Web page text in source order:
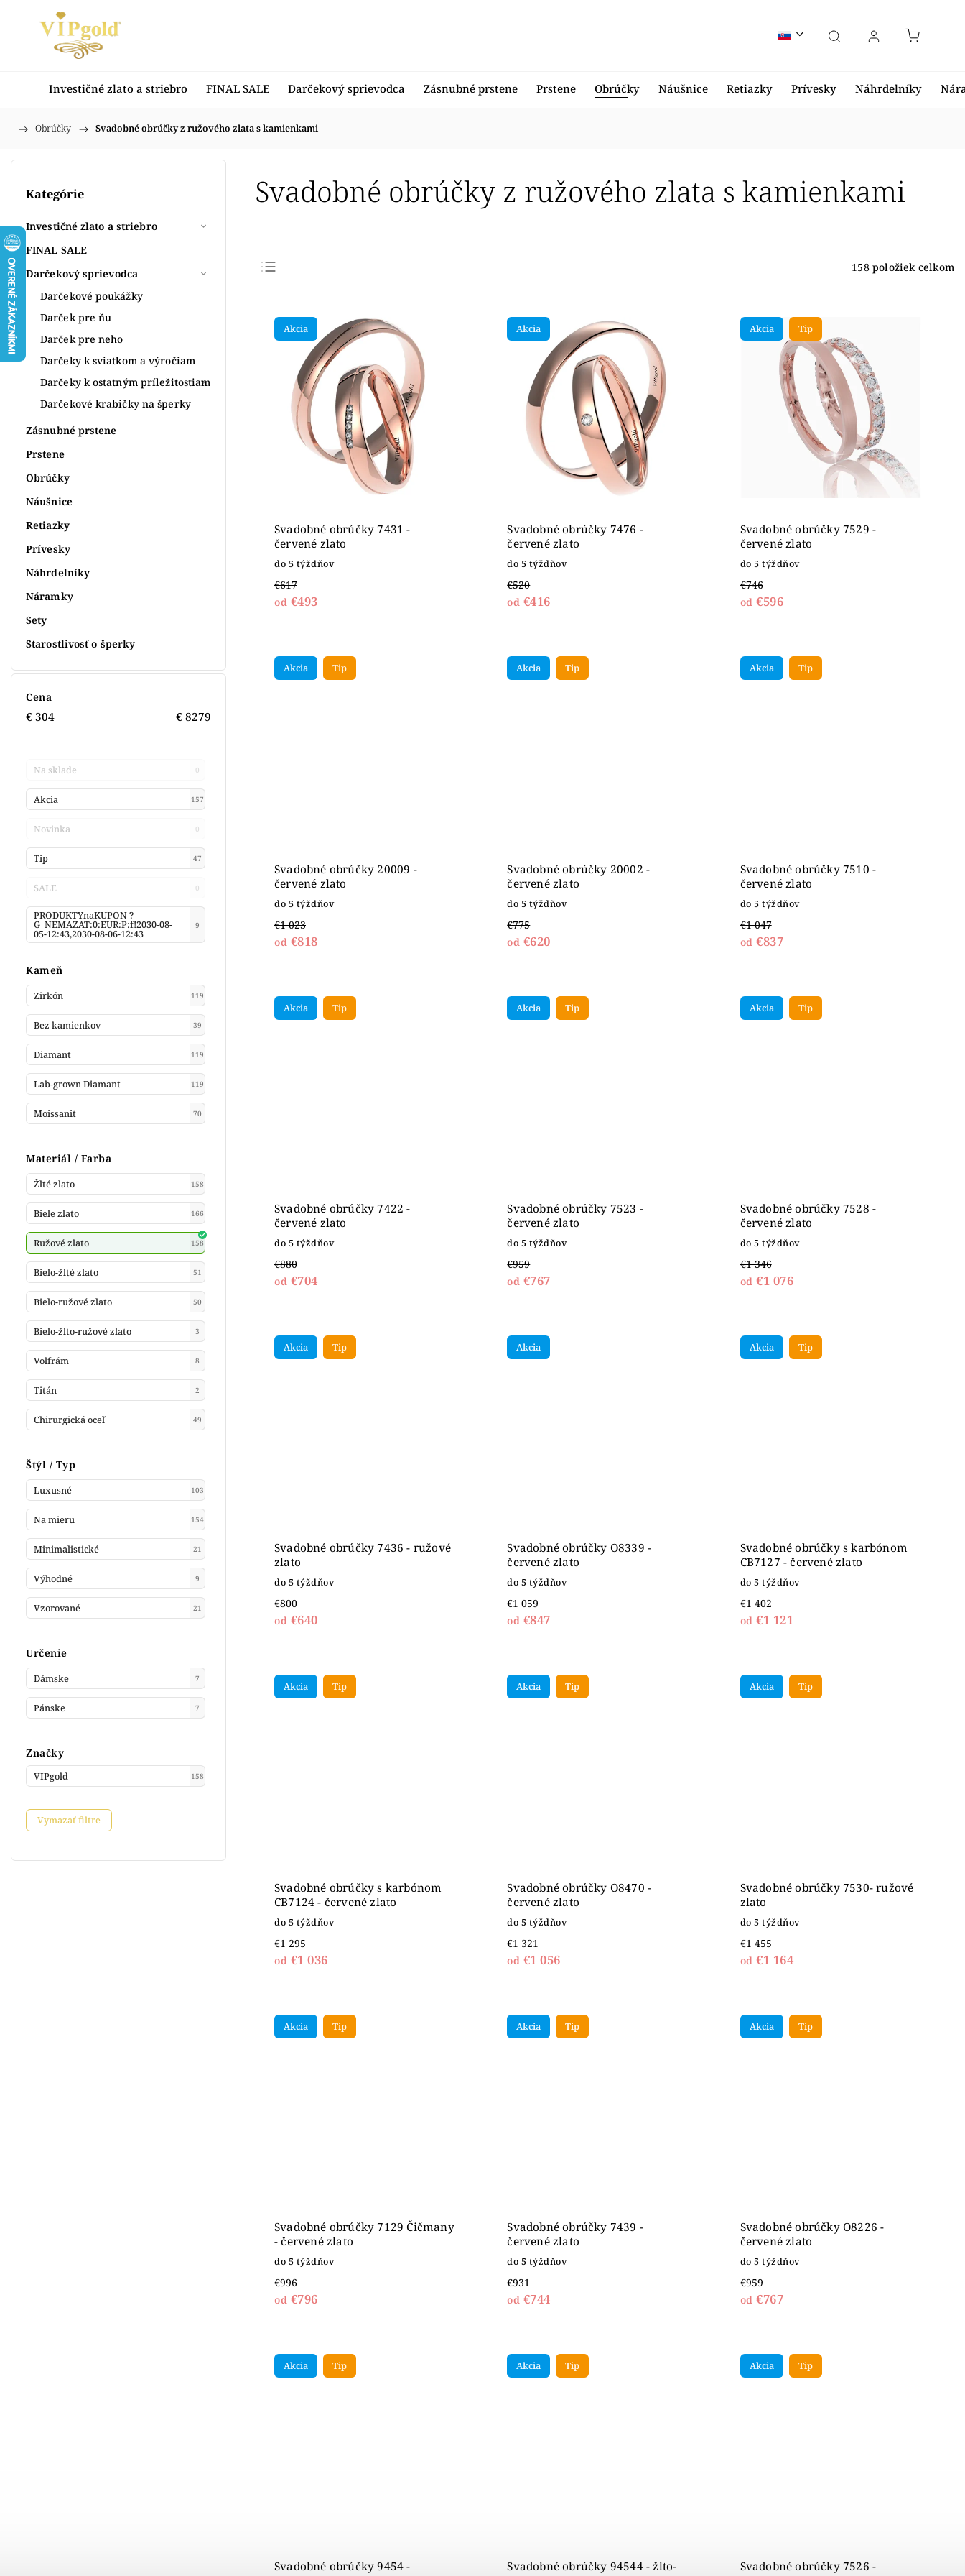
Investičné zlato a striebro FINAL SALE Darčekový sprievodca Zásnubné prstene Prstene Obrúčky Náušnice Retiazky Prívesky Náhrdelníky
Domov
/ Obrúčky / Svadobné obrúčky z ružového zlata s kamienkami
Kategórie
Investičné zlato a striebro
FINAL SALE
Darčekový sprievodca
Darčekové poukážky
Darček pre ňu
Darček pre neho
Darčeky k sviatkom a výročiam
Darčeky k ostatným príležitostiam
Darčekové krabičky na šperky
Zásnubné prstene
Prstene
Obrúčky
Náušnice
Retiazky
Prívesky
Náhrdelníky
Náramky
Sety
Starostlivosť o šperky
Cena
€304 €8279
Na sklade 0
Akcia 157
Novinka 0
Tip 47
SALE 0
PRODUKTYnaKUPON ?
G_NEMAZAT:0:EUR:P:f!2030-08-
05-12:43,2030-08-06-12:43
9
Značky
VIPgold 158
Kameň
Zirkón 119
Bez kamienkov 39
Diamant 119
Lab-grown Diamant 119
Moissanit 70
Materiál / Farba
Žlté zlato 158
Biele zlato 166
Ružové zlato 158
Bielo-žlté zlato 51
Bielo-ružové zlato 50
Bielo-žlto-ružové zlato 3
Volfrám 8
Titán 2
Chirurgická oceľ 49
Štýl / Typ
Luxusné 103
Na mieru 154
Minimalistické 21
Výhodné 9
Vzorované 21
Určenie
Dámske 7
Pánske 7
Vymazať filtre
Svadobné obrúčky z ružového zlata s kamienkami
Najlacnejšie
Najdrahšie
Abecedne
158položiek celkom
Akcia
Svadobné obrúčky 7431 -
červené zlato
do 5 týždňov
€617
od €493
Akcia
Svadobné obrúčky 7476 -
červené zlato
do 5 týždňov
€520
od €416
Akcia Tip
Svadobné obrúčky 7529 -
červené zlato
do 5 týždňov
€746
od €596
Akcia Tip
Svadobné obrúčky 20009 -
červené zlato
do 5 týždňov
€1 023
od €818
Akcia Tip
Svadobné obrúčky 20002 -
červené zlato
do 5 týždňov
€775
od €620
Akcia Tip
Svadobné obrúčky 7510 -
červené zlato
do 5 týždňov
€1 047
od €837
Akcia Tip
Svadobné obrúčky 7422 -
červené zlato
do 5 týždňov
€880
od €704
Akcia Tip
Svadobné obrúčky 7523 -
červené zlato
do 5 týždňov
€959
od €767
Akcia Tip
Svadobné obrúčky 7528 -
červené zlato
do 5 týždňov
€1 346
od €1 076
Akcia Tip
Svadobné obrúčky 7436 - ružové
zlato
do 5 týždňov
€800
od €640
Akcia
Svadobné obrúčky O8339 -
červené zlato
do 5 týždňov
€1 059
od €847
Akcia Tip
Svadobné obrúčky s karbónom
CB7127 - červené zlato
do 5 týždňov
€1 402
od €1 121
Akcia Tip
Svadobné obrúčky s karbónom
CB7124 - červené zlato
do 5 týždňov
€1 295
od €1 036
Akcia Tip
Svadobné obrúčky O8470 -
červené zlato
do 5 týždňov
€1 321
od €1 056
Akcia Tip
Svadobné obrúčky 7530- ružové
zlato
do 5 týždňov
€1 455
od €1 164
Akcia Tip
Svadobné obrúčky 7129 Čičmany
- červené zlato
do 5 týždňov
€996
od €796
Akcia Tip
Svadobné obrúčky 7439 -
červené zlato
do 5 týždňov
€931
od €744
Akcia Tip
Svadobné obrúčky O8226 -
červené zlato
do 5 týždňov
€959
od €767
Akcia Tip
Svadobné obrúčky 9454 -
Akcia Tip
Svadobné obrúčky 94544 - žlto-
Akcia Tip
Svadobné obrúčky 7526 -